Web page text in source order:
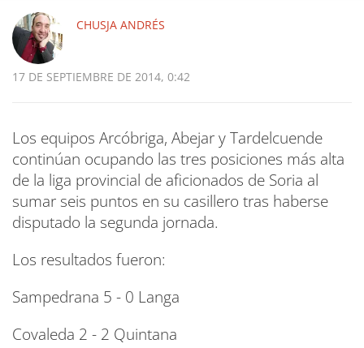
CHUSJA ANDRÉS
17 DE SEPTIEMBRE DE 2014, 0:42
Los equipos Arcóbriga, Abejar y Tardelcuende
continúan ocupando las tres posiciones más alta
de la liga provincial de aficionados de Soria al
sumar seis puntos en su casillero tras haberse
disputado la segunda jornada.
Los resultados fueron:
Sampedrana 5 - 0 Langa
Covaleda 2 - 2 Quintana